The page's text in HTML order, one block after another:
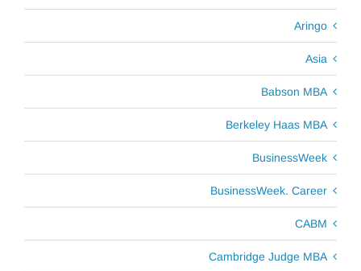
Aringo
Asia
Babson MBA
Berkeley Haas MBA
BusinessWeek
BusinessWeek. Career
CABM
Cambridge Judge MBA